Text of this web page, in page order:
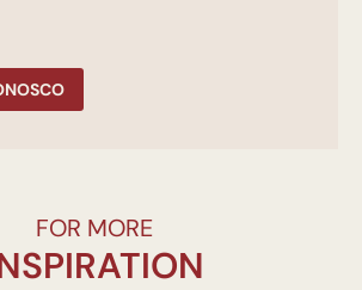
FOR MORE